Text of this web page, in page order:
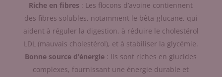
Riche en fibres : Les flocons d’avoine contiennent
des fibres solubles, notamment le bêta-glucane, qui
aident à réguler la digestion, à réduire le cholestérol
LDL (mauvais cholestérol), et à stabiliser la glycémie.
Bonne source d’énergie : Ils sont riches en glucides
complexes, fournissant une énergie durable et